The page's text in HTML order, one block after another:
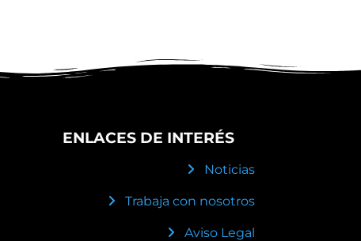
ENLACES DE INTERÉS
Noticias
Trabaja con nosotros
Aviso Legal